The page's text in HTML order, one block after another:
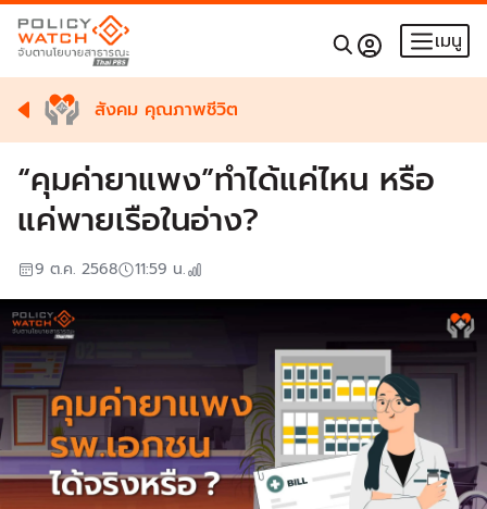
เมนู
สังคม คุณภาพชีวิต
“คุมค่ายาแพง”ทำได้แค่ไหน หรือ
แค่พายเรือในอ่าง?
9 ต.ค. 2568 11:59 น.